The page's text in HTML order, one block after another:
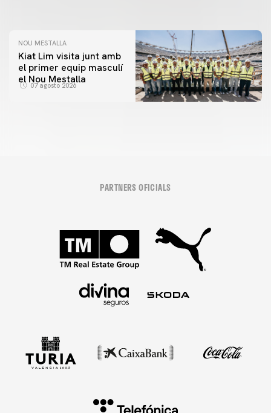
NOU MESTALLA
Kiat Lim visita junt amb
el primer equip masculí
el Nou Mestalla
07 agosto 2026
PARTNERS OFICIALS